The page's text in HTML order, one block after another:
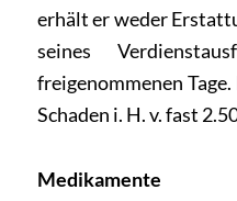
erhält er weder
seines
freigenommenen
Schaden i. H. v. fast
Medikamente